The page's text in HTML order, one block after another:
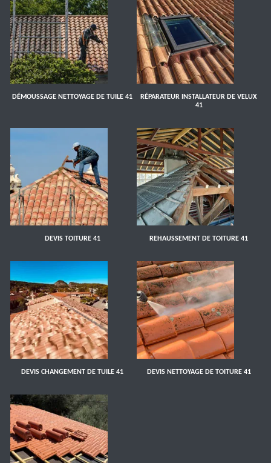
DÉMOUSSAGE NETTOYAGE DE TUILE 41
RÉPARATEUR INSTALLATEUR DE VELUX
41
DEVIS TOITURE 41 REHAUSSEMENT DE TOITURE 41
DEVIS CHANGEMENT DE TUILE 41 DEVIS NETTOYAGE DE TOITURE 41